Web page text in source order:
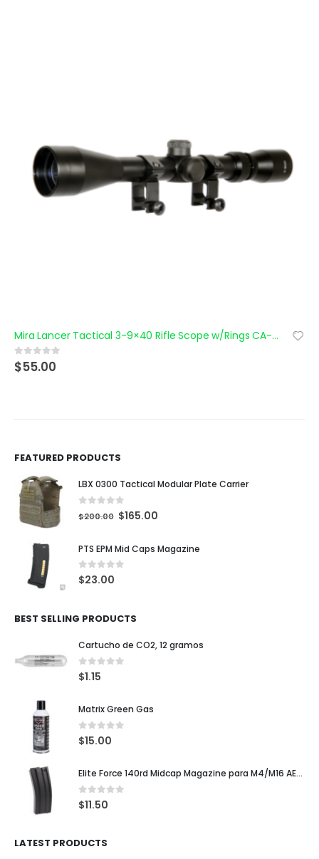
Mira Lancer Tactical 3-9×40 Rifle Scope w/Rings CA-408B
0out of 5
$55.00
FEATURED PRODUCTS
LBX 0300 Tactical Modular Plate Carrier
out of 5
$200.00 $165.00
PTS EPM Mid Caps Magazine
0out of 5
$23.00
BEST SELLING PRODUCTS
Cartucho de CO2, 12 gramos
0out of 5
$1.15
Matrix Green Gas
0out of 5
$15.00
Elite Force 140rd Midcap Magazine para M4/M16 AEG Rifles
0out of 5
$11.50
LATEST PRODUCTS